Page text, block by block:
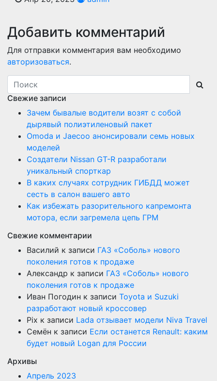
Добавить комментарий
Для отправки комментария вам необходимо
авторизоваться.
Свежие записи
Зачем бывалые водители возят с собой
дырявый полиэтиленовый пакет
Оmoda и Jaecoo анонсировали семь новых
моделей
Создатели Nissan GT-R разработали
уникальный спорткар
В каких случаях сотрудник ГИБДД может
сесть в салон вашего авто
Как избежать разорительного капремонта
мотора, если загремела цепь ГРМ
Свежие комментарии
Василий к записи ГАЗ «Соболь» нового
поколения готов к продаже
Александр к записи ГАЗ «Соболь» нового
поколения готов к продаже
Иван Погодин к записи Toyota и Suzuki
разработают новый кроссовер
Pix к записи Lada отзывает модели Niva Travel
Семён к записи Если останется Renault: каким
будет новый Logan для России
Архивы
Апрель 2023